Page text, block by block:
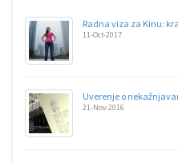
Radna viza za Kinu:
11-Oct-2017
Uverenje o
21-Nov-2016